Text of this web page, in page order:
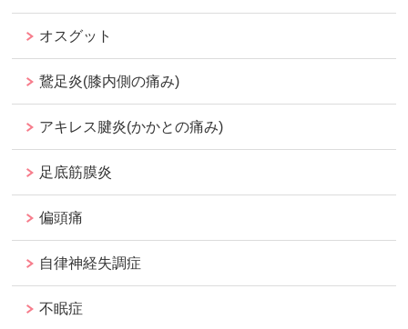
オスグット
鵞足炎(膝内側の痛み)
アキレス腱炎(かかとの痛み)
足底筋膜炎
偏頭痛
自律神経失調症
不眠症